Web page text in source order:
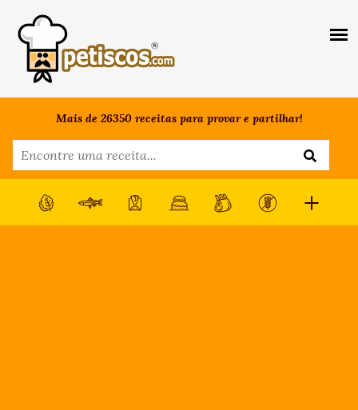
Mais de 26350 receitas para provar e partilhar!